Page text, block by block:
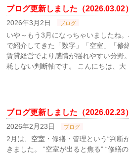
ブログ更新しました（2026.03.02）
2026年3月2日 ブログ
いや～もう3月になっちゃいましたね
で紹介してきた「数字」「空室」「修
賃貸経営でより感情が揺れやすい分野
耗しない判断軸です。 こんにちは、大
ブログ更新しました（2026.02.23）
2026年2月23日 ブログ
2月は、空室・修繕・管理という“判断
きました。 “空室が出ると焦る” “修繕